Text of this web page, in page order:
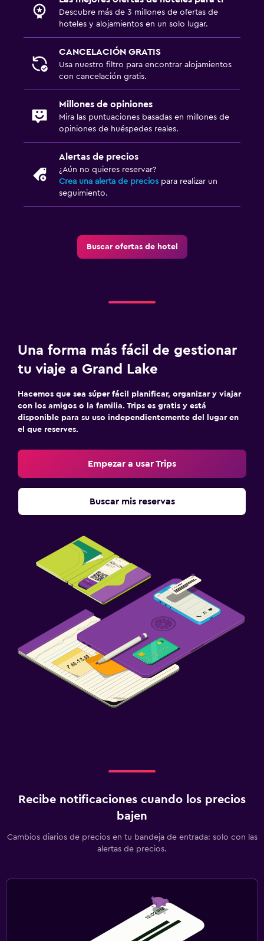
Descubre más de 3 millones de ofertas de
hoteles y alojamientos en un solo lugar.
CANCELACIÓN GRATIS
Usa nuestro filtro para encontrar alojamientos
con cancelación gratis.
Millones de opiniones
Mira las puntuaciones basadas en millones de
opiniones de huéspedes reales.
Alertas de precios
¿Aún no quieres reservar?
Crea una alerta de precios para realizar un
seguimiento.
Buscar ofertas de hotel
Una forma más fácil de gestionar
tu viaje a Grand Lake
Hacemos que sea súper fácil planificar, organizar y viajar
con los amigos o la familia. Trips es gratis y está
disponible para su uso independientemente del lugar en
el que reserves.
Empezar a usar Trips
Buscar mis reservas
Recibe notificaciones cuando los precios
bajen
Cambios diarios de precios en tu bandeja de entrada: solo con las
alertas de precios.